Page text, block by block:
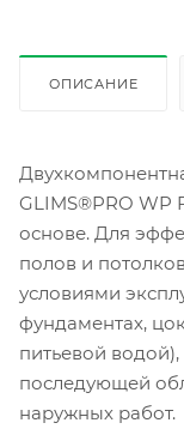
ОПИСАНИЕ
GLIMS®PRO WP
основе. Для
полов и
условиями
фундаментах,
питьевой
последующей
наружных работ.